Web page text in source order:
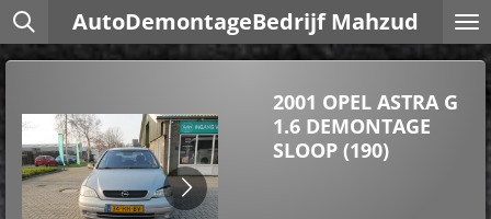
Ga
direct
naar
AutoDemontageBedrijf Mahzud
2001 OPEL ASTRA G
1.6 DEMONTAGE
SLOOP (190)